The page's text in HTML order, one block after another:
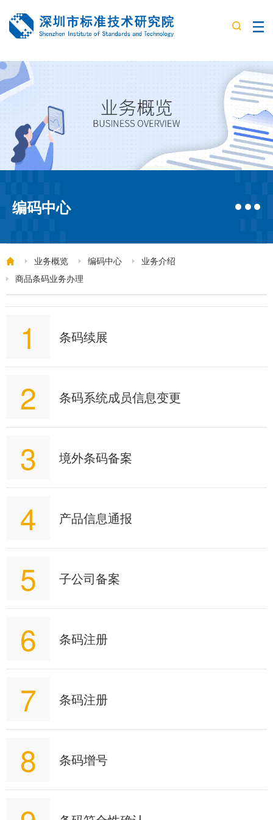
编码中心
业务概览 编码中心
业务介绍
商品条码业务办理
1 条码续展
2 条码系统成员信息变更
3 境外条码备案
4 产品信息通报
5 子公司备案
6 条码注册
7 条码注册
8 条码增号